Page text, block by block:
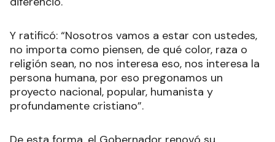
Y ratificó: “Nosotros vamos a estar con ustedes,
no importa como piensen, de qué color, raza o
religión sean, no nos interesa eso, nos interesa la
persona humana, por eso pregonamos un
proyecto nacional, popular, humanista y
profundamente cristiano”.